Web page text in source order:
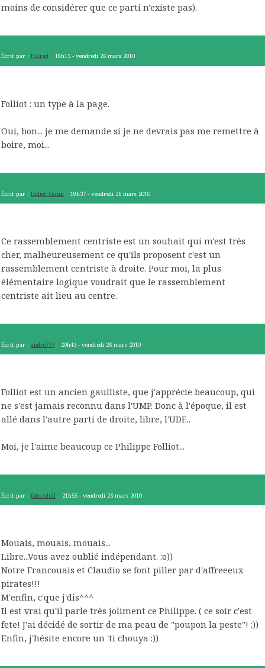
moins de considérer que ce parti n'existe pas).
Écrit par : Fulrad 19h15 -vendredi 26 mars 2010
Folliot : un type à la page.
Oui, bon... je me demande si je ne devrais pas me remettre à
boire, moi...
Écrit par : Didier Goux 19h37 -vendredi 26 mars 2010
Ce rassemblement centriste est un souhait qui m'est très
cher, malheureusement ce qu'ils proposent c'est un
rassemblement centriste à droite. Pour moi, la plus
élémentaire logique voudrait que le rassemblement
centriste ait lieu au centre.
Écrit par : andre777 20h43 -vendredi 26 mars 2010
Folliot est un ancien gaulliste, que j'apprécie beaucoup, qui
ne s'est jamais reconnu dans l'UMP. Donc à l'époque, il est
allé dans l'autre parti de droite, libre, l'UDF...
Moi, je l'aime beaucoup ce Philippe Folliot...
Écrit par : falconhill 21h55 -vendredi 26 mars 2010
Mouais, mouais, mouais...
Libre...Vous avez oublié indépendant. :o))
Notre Francouais et Claudio se font piller par d'affreeeux
pirates!!!
M'enfin, c'que j'dis^^^
Il est vrai qu'il parle très joliment ce Philippe. ( ce soir c'est
fete! J'ai décidé de sortir de ma peau de "poupon la peste"! :))
Enfin, j'hésite encore un 'ti chouya :))